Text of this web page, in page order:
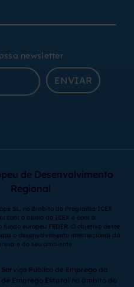
newsletter
ENVIAR
de Desenvolvimento
Regional
SL, no âmbito do Programa ICEX
com o apoio do ICEX e com o
europeu FEDER. O objetivo deste
o desenvolvimento internacional da
e do seu ambiente.
Público de Emprego da
Emprego Estatal no âmbito do